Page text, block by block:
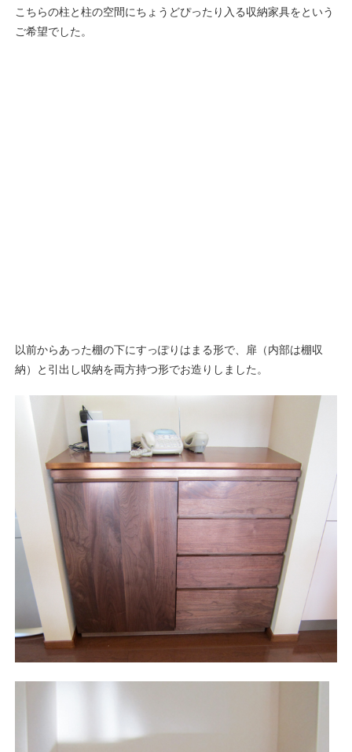
こちらの柱と柱の空間にちょうどぴったり入る収納家具をという
ご希望でした。
以前からあった棚の下にすっぽりはまる形で、扉（内部は棚収
納）と引出し収納を両方持つ形でお造りしました。